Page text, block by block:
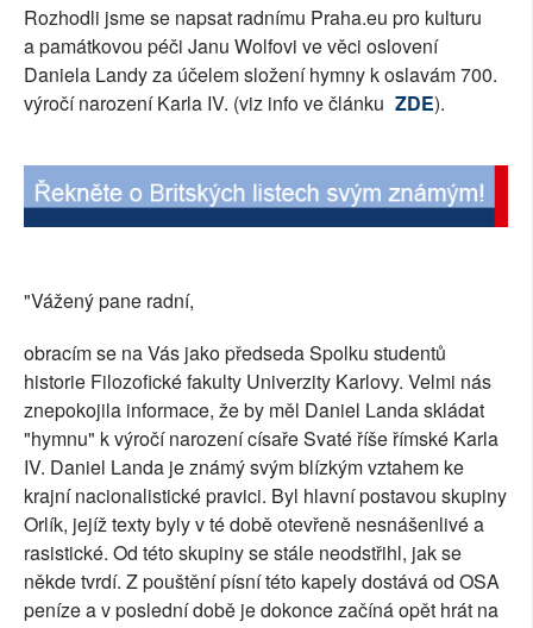
SOCIÁLNÍ SÍTĚ
RUBRIKY
Rozhodli jsme se napsat radnímu Praha.eu pro kulturu
a památkovou péči Janu Wolfovi ve věci oslovení
Daniela Landy za účelem složení hymny k oslavám 700.
výročí narození Karla IV. (viz info ve článku ZDE).
"Vážený pane radní,
obracím se na Vás jako předseda Spolku studentů
historie Filozofické fakulty Univerzity Karlovy. Velmi nás
znepokojila informace, že by měl Daniel Landa skládat
"hymnu" k výročí narození císaře Svaté říše římské Karla
IV. Daniel Landa je známý svým blízkým vztahem ke
krajní nacionalistické pravici. Byl hlavní postavou skupiny
Orlík, jejíž texty byly v té době otevřeně nesnášenlivé a
rasistické. Od této skupiny se stále neodstřihl, jak se
někde tvrdí. Z pouštění písní této kapely dostává od OSA
peníze a v poslední době je dokonce začíná opět hrát na